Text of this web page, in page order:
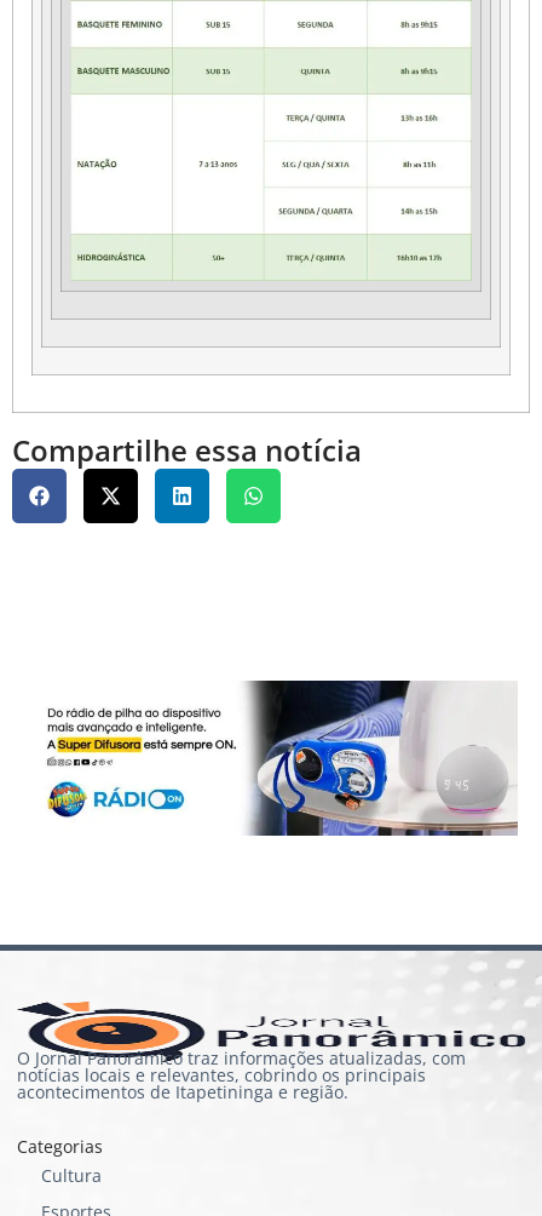
Compartilhe essa notícia
O Jornal Panorâmico traz informações atualizadas, com
notícias locais e relevantes, cobrindo os principais
acontecimentos de Itapetininga e região.
Categorias
Cultura
Esportes